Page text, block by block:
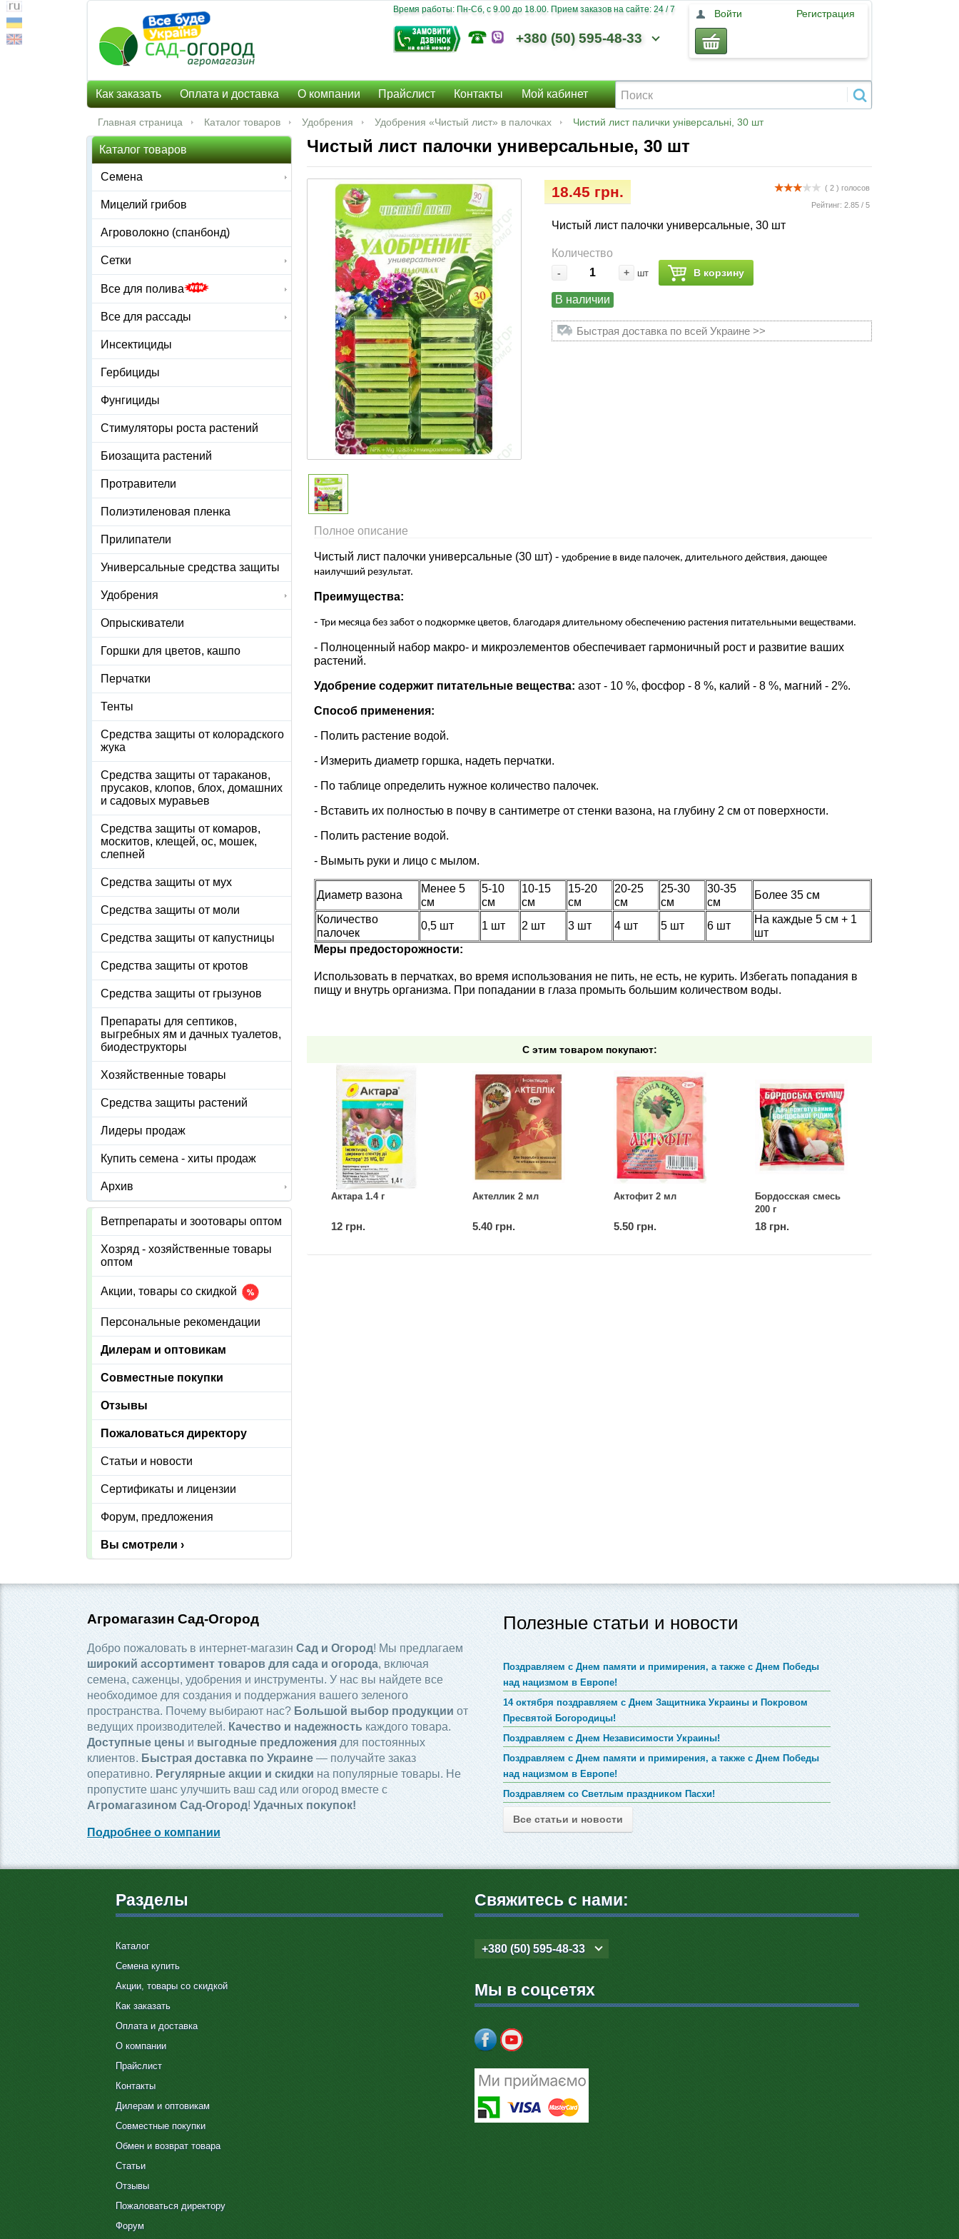
Время работы: Пн-Сб, c 9.00 до 18.00. Прием заказов на сайте: 24 / 7
+380 (50) 595-48-33
Войти Регистрация
Как заказать Оплата и доставка О компании Прайслист Контакты Мой кабинет
Главная страница Каталог товаров Удобрения Удобрения «Чистый лист» в палочках Чистий лист палички універсальні, 30 шт
Чистый лист палочки универсальные, 30 шт
( 2 ) голосов
Рейтинг: 2.85/ 5
18.45 грн.
Чистый лист палочки универсальные, 30 шт
Количество
- + шт В корзину
В наличии
Быстрая доставка по всей Украине >>
Полное описание
Чистый лист палочки универсальные (30 шт) - удобрение в виде палочек, длительного действия, дающее
наилучший результат.
Преимущества:
- Три месяца без забот о подкормке цветов, благодаря длительному обеспечению растения питательными веществами.
- Полноценный набор макро- и микроэлементов обеспечивает гармоничный рост и развитие ваших
растений.
Удобрение содержит питательные вещества: азот - 10 %, фосфор - 8 %, калий - 8 %, магний - 2%.
Способ применения:
- Полить растение водой.
- Измерить диаметр горшка, надеть перчатки.
- По таблице определить нужное количество палочек.
- Вставить их полностью в почву в сантиметре от стенки вазона, на глубину 2 см от поверхности.
- Полить растение водой.
- Вымыть руки и лицо с мылом.
Диаметр вазона
Менее 5
см
5-10
см
10-15
см
15-20
см
20-25
см
25-30
см
30-35
см
Более 35 см
Количество
палочек
0,5 шт 1 шт 2 шт 3 шт 4 шт 5 шт 6 шт
На каждые 5 см + 1
шт
Меры предосторожности:
Использовать в перчатках, во время использования не пить, не есть, не курить. Избегать попадания в
пищу и внутрь организма. При попадании в глаза промыть большим количеством воды.
С этим товаром покупают:
Актара 1.4 г
12 грн.
Актеллик 2 мл
5.40 грн.
Актофит 2 мл
5.50 грн.
Бордосская смесь
200 г
18 грн.
Каталог товаров
Семена
Мицелий грибов
Агроволокно (спанбонд)
Сетки
Все для полива
Все для рассады
Инсектициды
Гербициды
Фунгициды
Стимуляторы роста растений
Биозащита растений
Протравители
Полиэтиленовая пленка
Прилипатели
Универсальные средства защиты
Удобрения
Опрыскиватели
Горшки для цветов, кашпо
Перчатки
Тенты
Средства защиты от колорадского
жука
Средства защиты от тараканов,
прусаков, клопов, блох, домашних
и садовых муравьев
Средства защиты от комаров,
москитов, клещей, ос, мошек,
слепней
Средства защиты от мух
Средства защиты от моли
Средства защиты от капустницы
Средства защиты от кротов
Средства защиты от грызунов
Препараты для септиков,
выгребных ям и дачных туалетов,
биодеструкторы
Хозяйственные товары
Средства защиты растений
Лидеры продаж
Купить семена - хиты продаж
Архив
Ветпрепараты и зоотовары оптом
Хозряд - хозяйственные товары
оптом
Акции, товары со скидкой
Персональные рекомендации
Дилерам и оптовикам
Совместные покупки
Отзывы
Пожаловаться директору
Статьи и новости
Сертификаты и лицензии
Форум, предложения
Вы смотрели ›
Агромагазин Сад-Огород
Добро пожаловать в интернет-магазин Сад и Огород! Мы предлагаем
широкий ассортимент товаров для сада и огорода, включая
семена, саженцы, удобрения и инструменты. У нас вы найдете все
необходимое для создания и поддержания вашего зеленого
пространства. Почему выбирают нас? Большой выбор продукцииот
ведущих производителей. Качество и надежностькаждого товара.
Доступные цены и выгодные предложения для постоянных
клиентов. Быстрая доставка по Украине — получайте заказ
оперативно. Регулярные акции и скидкина популярные товары. Не
пропустите шанс улучшить ваш сад или огород вместе с
Агромагазином Сад-Огород!Удачных покупок!
Подробнее о компании
Полезные статьи и новости
Поздравляем с Днем памяти и примирения, а также с Днем Победы
над нацизмом в Европе!
14 октября поздравляем с Днем Защитника Украины и Покровом
Пресвятой Богородицы!
Поздравляем с Днем Независимости Украины!
Поздравляем с Днем памяти и примирения, а также с Днем Победы
над нацизмом в Европе!
Поздравляем со Светлым праздником Пасхи!
Все статьи и новости
Разделы
Каталог
Семена купить
Акции, товары со скидкой
Как заказать
Оплата и доставка
О компании
Прайслист
Контакты
Дилерам и оптовикам
Совместные покупки
Обмен и возврат товара
Статьи
Отзывы
Пожаловаться директору
Форум
Свяжитесь с нами:
+380 (50) 595-48-33
Мы в соцсетях